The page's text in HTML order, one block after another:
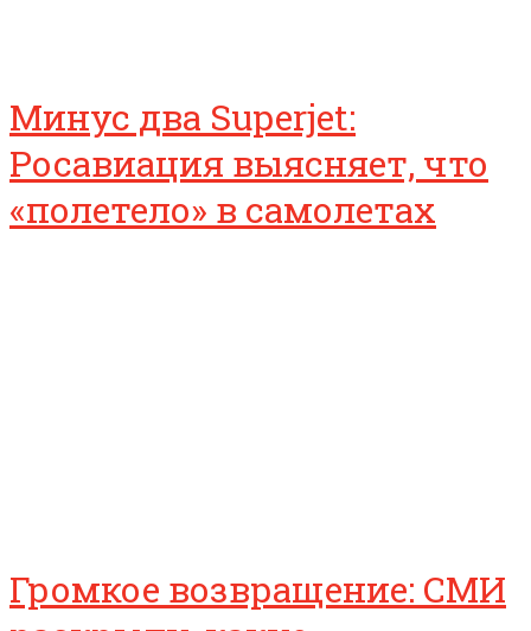
Минус два Superjet:
Росавиация выясняет, что
«полетело» в самолетах
Громкое возвращение: СМИ